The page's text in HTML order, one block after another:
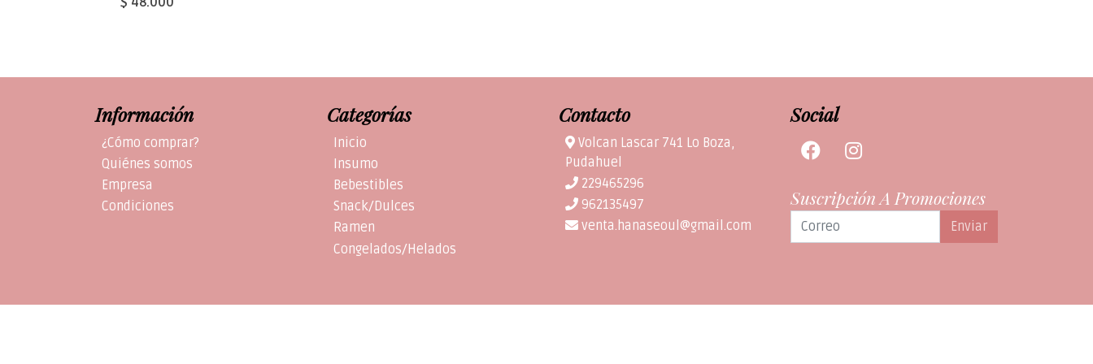
Información
¿Cómo comprar?
Quiénes somos
Empresa
Condiciones
Categorías
Inicio
Insumo
Bebestibles
Snack/Dulces
Ramen
Congelados/Helados
Contacto
Volcan Lascar 741 Lo Boza,
Pudahuel
229465296
962135497
venta.hanaseoul@gmail.com
Social
Suscripción A Promociones
Enviar